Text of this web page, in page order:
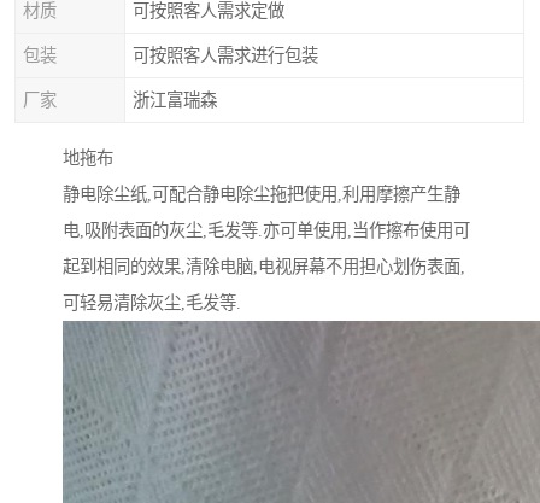
材质 可按照客人需求定做
包装 可按照客人需求进行包装
厂家 浙江富瑞森
地拖布
静电除尘纸,可配合静电除尘拖把使用,利用摩擦产生静
电,吸附表面的灰尘,毛发等.亦可单使用,当作擦布使用可
起到相同的效果,清除电脑,电视屏幕不用担心划伤表面,
可轻易清除灰尘,毛发等.